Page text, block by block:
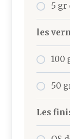
5 gr
les
100
50
Les